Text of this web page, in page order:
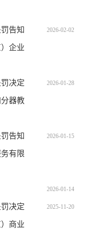
告知
企业
2026-02-02
决定
器教
2026-01-28
告知
有限
2026-01-15
2026-01-14
决定
商业
2025-11-20